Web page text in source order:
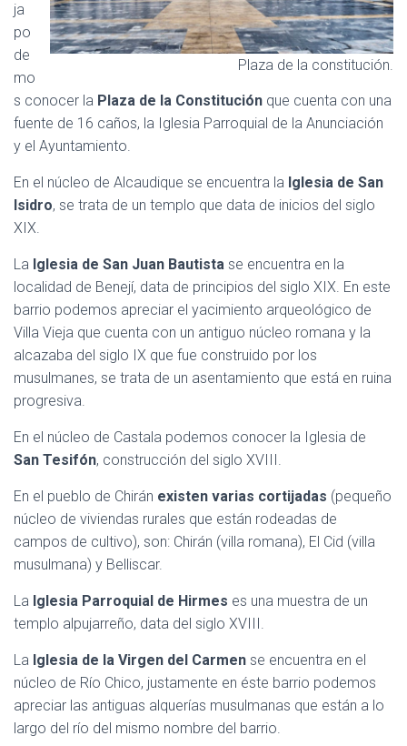
Plaza de la constitución.
ja
po
de
mo
s conocer la Plaza de la Constitución que cuenta con una
fuente de 16 caños, la Iglesia Parroquial de la Anunciación
y el Ayuntamiento.
En el núcleo de Alcaudique se encuentra la Iglesia de San
Isidro, se trata de un templo que data de inicios del siglo
XIX.
La Iglesia de San Juan Bautista se encuentra en la
localidad de Benejí, data de principios del siglo XIX. En este
barrio podemos apreciar el yacimiento arqueológico de
Villa Vieja que cuenta con un antiguo núcleo romana y la
alcazaba del siglo IX que fue construido por los
musulmanes, se trata de un asentamiento que está en ruina
progresiva.
En el núcleo de Castala podemos conocer la Iglesia de
San Tesifón, construcción del siglo XVIII.
En el pueblo de Chirán existen varias cortijadas (pequeño
núcleo de viviendas rurales que están rodeadas de
campos de cultivo), son: Chirán (villa romana), El Cid (villa
musulmana) y Belliscar.
La Iglesia Parroquial de Hirmes es una muestra de un
templo alpujarreño, data del siglo XVIII.
La Iglesia de la Virgen del Carmen se encuentra en el
núcleo de Río Chico, justamente en éste barrio podemos
apreciar las antiguas alquerías musulmanas que están a lo
largo del río del mismo nombre del barrio.